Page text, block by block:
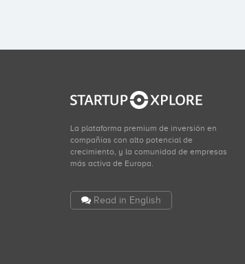
La plataforma premium de inversión en
compañías con alto potencial de
crecimiento, y la comunidad de empresas
más activa de Europa.
Read in English